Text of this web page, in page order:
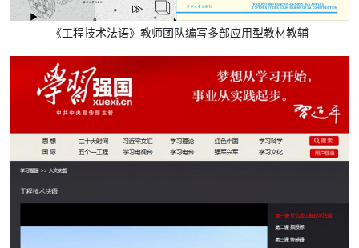
《工程技术法语》教师团队编写多部应用型教材教辅